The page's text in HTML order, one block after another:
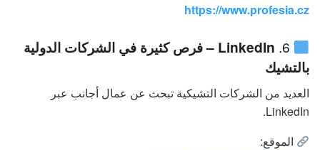
https://www.profesia.cz
LinkedIn – فرص كثيرة في الشركات الدولية
بالتشيك
العديد من الشركات التشيكية تبحث عن عمال أجانب عبر
LinkedIn.
الموقع: